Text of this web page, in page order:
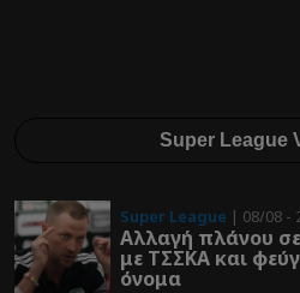
Super League
Super League | 08/08 -
Αλλαγή πλάνου
με ΤΣΣΚΑ και
όνομα